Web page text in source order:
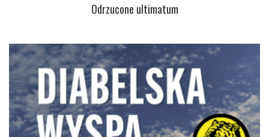
Odrzucone ultimatum